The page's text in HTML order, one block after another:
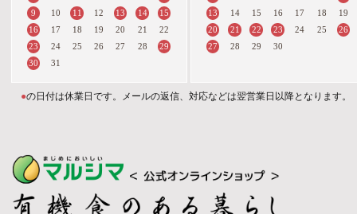
9
10 11 12 13 14
15
16
17 18 19 20 21
22
23
24 25 26 27 28
29
30
31
13
14 15 16 17 18
19
20
21 22 23 24 25
26
27
28 29 30
●の日付は休業日です。メールの返信、対応などは翌営業日以降となります。